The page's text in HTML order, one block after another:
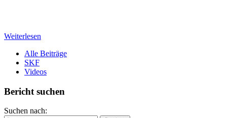
Weiterlesen
Alle Beiträge
SKF
Videos
Bericht suchen
Suchen nach: